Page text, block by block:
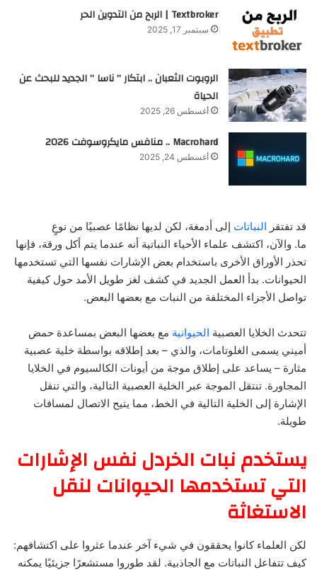
Textbroker | الربح من التدوين الحر
سبتمبر 17, 2025
الروبوت الثعبان .. ابتكار ” ناسا ” الجديد للبحث عن
الحياة
أغسطس 26, 2025
Macrohard .. منافس مايكروسوفت 2026
أغسطس 24, 2025
قد تفتقر النباتات إلى أدمغة، لكن لديها نظامًا عصبيًا من نوعٍ
ما. والآن، اكتشف علماء الأحياء النباتية أنه عندما يتم أكل ورقة، فإنها
تحذر الأوراق الأخرى باستخدام بعض الإشارات نفسها التي تستخدمها
الحيوانات. بدأ العمل الجديد في كشف لغز طويل الأمد حول كيفية
تواصل الأجزاء المختلفة من النبات مع بعضها البعض.
تتحدث الخلايا العصبية الحيوانية مع بعضها البعض بمساعدة حمض
أميني يسمى الغلوتامات، والذي – بعد إطلاقه بواسطة خلية عصبية
مثارة – يساعد على إطلاق موجة من أيونات الكالسيوم في الخلايا
المجاورة. تنتقل الموجة عبر الخلية العصبية التالية، والتي تنقل
الإشارة إلى الخلية التالية في الخط، مما يتيح الاتصال لمسافات
طويلة.
يستخدم نبات الخردل نفس الإشارات
التي تستخدمها الحيوانات لنقل
الاستغاثة
لكن العلماء كانوا يحققون في شيء آخر عندما عثروا على اكتشافهم:
كيف تتفاعل النباتات مع الجاذبية. لقد طوروا مستشعرًا جزيئيًا يمكنه